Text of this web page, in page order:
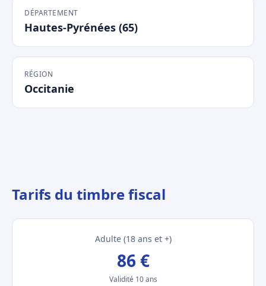
DÉPARTEMENT
Hautes-Pyrénées (65)
RÉGION
Occitanie
Tarifs du timbre fiscal
Adulte (18 ans et +)
86 €
Validité 10 ans